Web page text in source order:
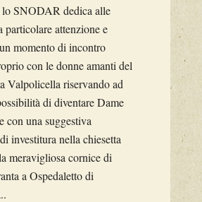
lo SNODAR dedica alle
particolare attenzione e
momento di incontro
con le donne amanti del
Valpolicella riservando ad
di diventare Dame
con una suggestiva
investitura nella chiesetta
meravigliosa cornice di
a Ospedaletto di